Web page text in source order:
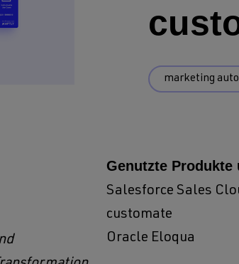
marketing
Genutzte Produkte
Salesforce Sales
customate
Oracle Eloqua